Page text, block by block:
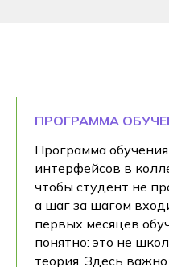
ПРОГРАММА
Программа
интерфейсов в
чтобы студент не
а шаг за шагом
первых месяцев
понятно: это не
теория. Здесь